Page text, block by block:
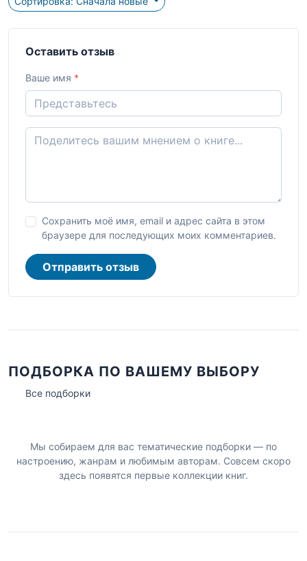
Оставить отзыв
Ваше имя *
Сохранить моё имя, email и адрес сайта в этом
браузере для последующих моих комментариев.
Отправить отзыв
ПОДБОРКА ПО ВАШЕМУ ВЫБОРУ
Все подборки
Мы собираем для вас тематические подборки — по
настроению, жанрам и любимым авторам. Совсем скоро
здесь появятся первые коллекции книг.